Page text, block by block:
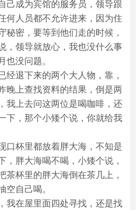
己成为宾馆的服务员，领导跟
何人员都不允许进来，因为住
秘密，要等到他们走的时候，
，领导就放心，我也没什么事
也没问题。
经退下来的两个大人物，靠，
晚上查找资料的结果，倒是两
我上去问这两位是喝咖啡，还
下，那个小矮个说，你就给我
口杯里都放着胖大海，不知是
，胖大海喝不喝，小矮个说，
茶杯里的胖大海倒在茶几上，
空自己喝。
我在屋里面四处寻找，还是找